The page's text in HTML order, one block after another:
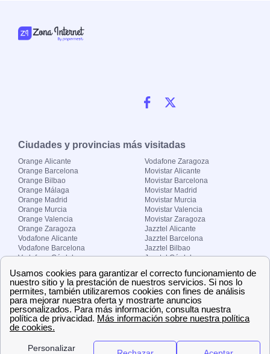
Ciudades y provincias más visitadas
Orange Alicante
Orange Barcelona
Orange Bilbao
Orange Málaga
Orange Madrid
Orange Murcia
Orange Valencia
Orange Zaragoza
Vodafone Alicante
Vodafone Barcelona
Vodafone Córdoba
Vodafone Madrid
Vodafone Murcia
Vodafone Valencia
Vodafone Zaragoza
Movistar Alicante
Movistar Barcelona
Movistar Madrid
Movistar Murcia
Movistar Valencia
Movistar Zaragoza
Jazztel Alicante
Jazztel Barcelona
Jazztel Bilbao
Jazztel Córdoba
Jazztel Málaga
Jazztel Valencia
Jazztel Zaragoza
Sobre Zona-internet.com
¿Quiénes somos?
El grupo papernest